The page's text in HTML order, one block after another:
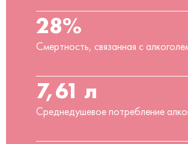
28%
Смертность, связанная с
7,61 л
Среднедушевое потребление